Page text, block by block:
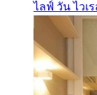
ไลฟ์ วัน ไวเ